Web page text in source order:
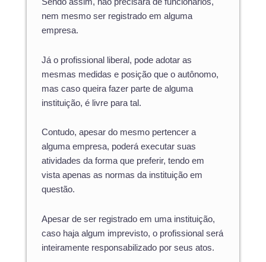
nem mesmo ser registrado em alguma
empresa.
Já o profissional liberal, pode adotar as
mesmas medidas e posição que o autônomo,
mas caso queira fazer parte de alguma
instituição, é livre para tal.
Contudo, apesar do mesmo pertencer a
alguma empresa, poderá executar suas
atividades da forma que preferir, tendo em
vista apenas as normas da instituição em
questão.
Apesar de ser registrado em uma instituição,
caso haja algum imprevisto, o profissional será
inteiramente responsabilizado por seus atos.